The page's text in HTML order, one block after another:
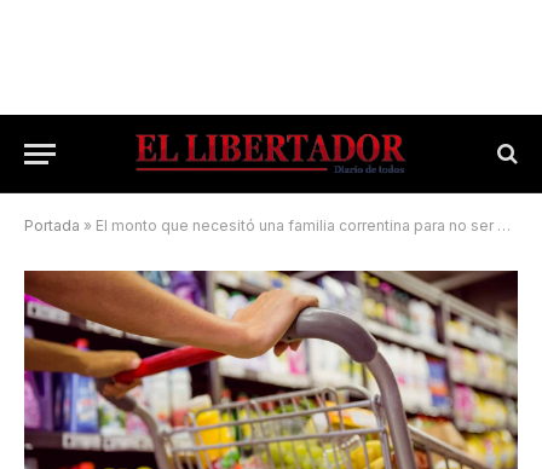
Portada » El monto que necesitó una familia correntina para no ser pobre en mayo